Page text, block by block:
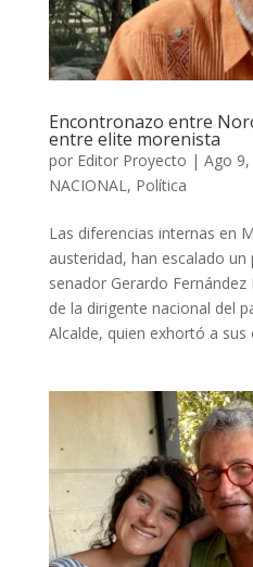
Encontronazo entre
entre elite morenista
por Editor Proyecto | Ago 9,
NACIONAL, Política
Las diferencias internas en
austeridad, han escalado
senador Gerardo
de la dirigente nacional del
Alcalde, quien exhortó a sus